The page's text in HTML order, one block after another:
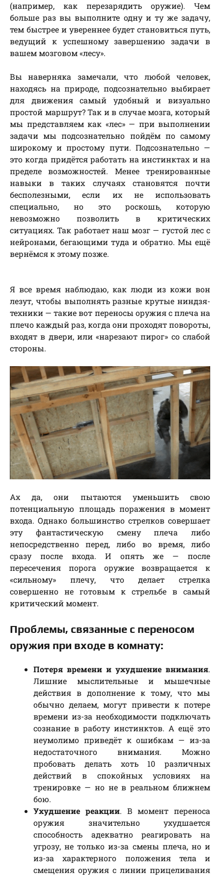
(например, как перезарядить оружие). Чем
больше раз вы выполните одну и ту же задачу,
тем быстрее и увереннее будет становиться путь,
ведущий к успешному завершению задачи в
вашем мозговом «лесу».
Вы наверняка замечали, что любой человек,
находясь на природе, подсознательно выбирает
для движения самый удобный и визуально
простой маршрут? Так и в случае мозга, который
мы представляем как «лес» — при выполнении
задачи мы подсознательно пойдём по самому
широкому и простому пути. Подсознательно —
это когда придётся работать на инстинктах и на
пределе возможностей. Менее тренированные
навыки в таких случаях становятся почти
бесполезными, если их не использовать
специально, но это роскошь, которую
невозможно позволить в критических
ситуациях. Так работает наш мозг — густой лес с
нейронами, бегающими туда и обратно. Мы ещё
вернёмся к этому позже.
Я все время наблюдаю, как люди из кожи вон
лезут, чтобы выполнять разные крутые ниндзя-
техники — такие вот переносы оружия с плеча на
плечо каждый раз, когда они проходят повороты,
входят в двери, или «нарезают пирог» со слабой
стороны.
Ах да, они пытаются уменьшить свою
потенциальную площадь поражения в момент
входа. Однако большинство стрелков совершает
эту фантастическую смену плеча либо
непосредственно перед, либо во время, либо
сразу после входа. И опять же — после
пересечения порога оружие возвращается к
«сильному» плечу, что делает стрелка
совершенно не готовым к стрельбе в самый
критический момент.
Проблемы, связанные с переносом
оружия при входе в комнату:
Потеря времени и ухудшение внимания.
Лишние мыслительные и мышечные
действия в дополнение к тому, что мы
обычно делаем, могут привести к потере
времени из-за необходимости подключать
сознание в работу инстинктов. А ещё это
неумолимо приведёт к ошибкам — из-за
недостаточного внимания. Можно
пробовать делать хоть 10 различных
действий в спокойных условиях на
тренировке — но не в реальном ближнем
бою.
Ухудшение реакции. В момент переноса
оружия значительно ухудшается
способность адекватно реагировать на
угрозу, не только из-за смены плеча, но и
из-за характерного положения тела и
смещения оружия с линии прицеливания